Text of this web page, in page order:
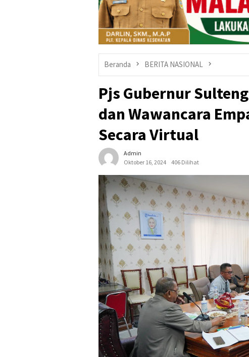
Beranda BERITA NASIONAL
Pjs Gubernur
dan Wawancara
Secara Virtual
Admin
Oktober 16, 2024
406 Dilihat